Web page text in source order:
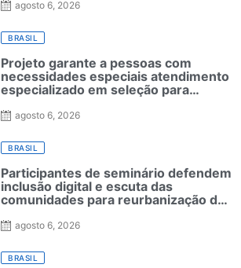
agosto 6, 2026
BRASIL
Projeto garante a pessoas com
necessidades especiais atendimento
especializado em seleção para
agosto 6, 2026
BRASIL
Participantes de seminário defendem
inclusão digital e escuta das
comunidades para reurbanização de
agosto 6, 2026
BRASIL